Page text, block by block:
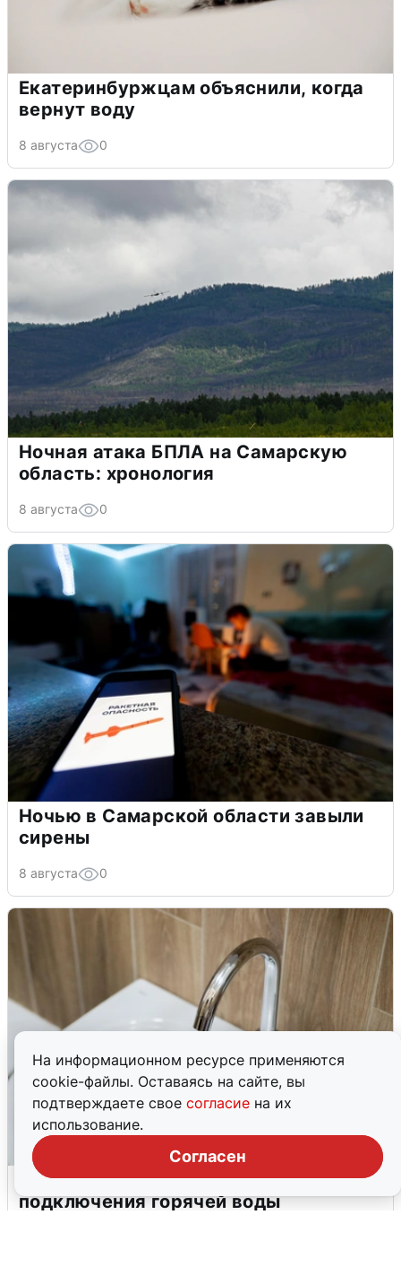
На информационном ресурсе применяются
cookie-файлы. Оставаясь на сайте, вы
подтверждаете свое согласие на их
использование.
Согласен
Екатеринбуржцам объяснили, когда
вернут воду
8 августа 0
Ночная атака БПЛА на Самарскую
область: хронология
8 августа 0
Ночью в Самарской области завыли
сирены
8 августа 0
В Архангельске перенесли сроки
подключения горячей воды